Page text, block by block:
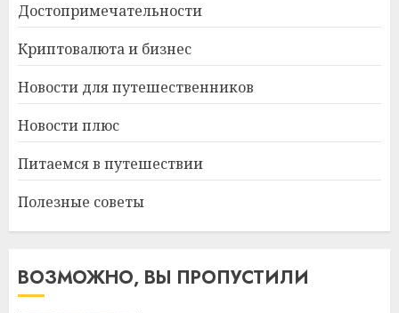
Достопримечательности
Криптовалюта и бизнес
Новости для путешественников
Новости плюс
Питаемся в путешествии
Полезные советы
ВОЗМОЖНО, ВЫ ПРОПУСТИЛИ